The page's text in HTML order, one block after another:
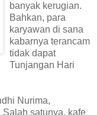
banyak kerugian.
Bahkan, para
karyawan di sana
kabarnya terancam
tidak dapat
Tunjangan Hari
Nurima,
satunya, kafe